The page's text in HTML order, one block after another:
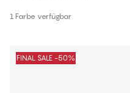
1 Farbe verfügbar
FINAL SALE -50%